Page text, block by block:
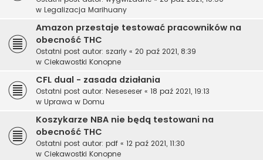
w Legalizacja Marihuany
Amazon przestaje testować pracowników na
obecność THC
Ostatni post autor: szarly « 20 paź 2021, 8:39
w Ciekawostki Konopne
CFL dual - zasada działania
Ostatni post autor: Neseseser « 18 paź 2021, 19:13
w Uprawa w Domu
Koszykarze NBA nie będą testowani na
obecność THC
Ostatni post autor: pdf « 12 paź 2021, 11:30
w Ciekawostki Konopne